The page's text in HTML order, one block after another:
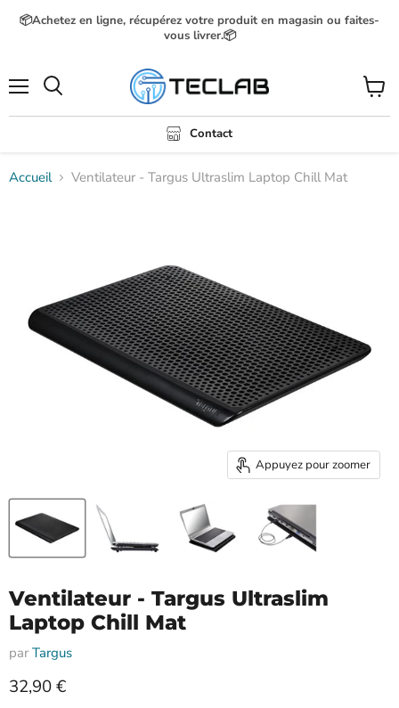
📦Achetez en ligne, récupérez votre produit en magasin ou faites-
vous livrer.📦
Contact
Voir
le
Accueil Ventilateur - Targus Ultraslim Laptop Chill Mat
Appuyez pour zoomer
Ventilateur - Targus Ultraslim
Laptop Chill Mat
par Targus
Prix actuel
32,90 €